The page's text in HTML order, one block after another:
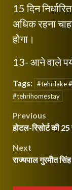
15 दिन
अधिक रहना
होगा।
13- आने वाले
Tags: #tehrilake
#tehrihomestay
Post
Previous
होटल-रिसोर्ट की
Next
राज्यपाल गुरमीत